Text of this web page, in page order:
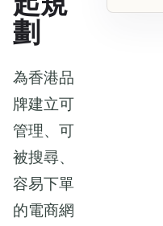
劃
為香港品
牌建立可
管理、可
被搜尋、
容易下單
的電商網